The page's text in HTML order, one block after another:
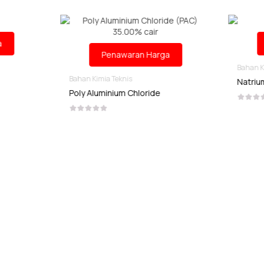
Penawaran Harga
Aluminium Chloride
Penawaran Harga
Bahan Kimia Teknis
Natrium Karbonat Teknis